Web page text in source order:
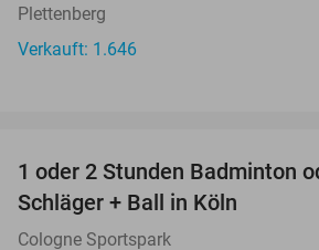
Plettenberg
Verkauft: 1.646
1 oder 2 Stunden Badminton
Schläger + Ball in Köln
Cologne Sportspark